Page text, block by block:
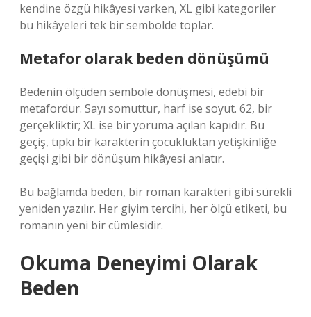
kendine özgü hikâyesi varken, XL gibi kategoriler
bu hikâyeleri tek bir sembolde toplar.
Metafor olarak beden dönüşümü
Bedenin ölçüden sembole dönüşmesi, edebi bir
metafordur. Sayı somuttur, harf ise soyut. 62, bir
gerçekliktir; XL ise bir yoruma açılan kapıdır. Bu
geçiş, tıpkı bir karakterin çocukluktan yetişkinliğe
geçişi gibi bir dönüşüm hikâyesi anlatır.
Bu bağlamda beden, bir roman karakteri gibi sürekli
yeniden yazılır. Her giyim tercihi, her ölçü etiketi, bu
romanın yeni bir cümlesidir.
Okuma Deneyimi Olarak
Beden